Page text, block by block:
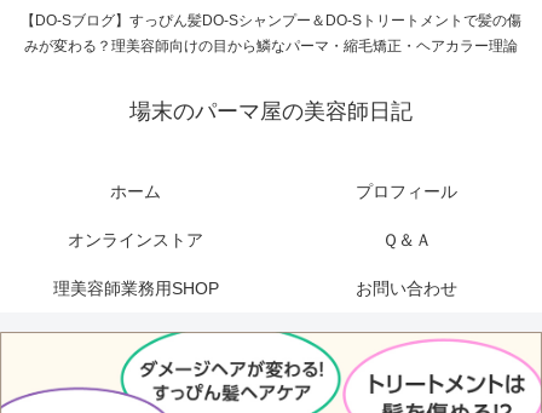
【DO-Sブログ】すっぴん髪DO-Sシャンプー＆DO-Sトリートメントで髪の傷
みが変わる？理美容師向けの目から鱗なパーマ・縮毛矯正・ヘアカラー理論
場末のパーマ屋の美容師日記
ホーム プロフィール
オンラインストア Ｑ＆Ａ
理美容師業務用SHOP お問い合わせ